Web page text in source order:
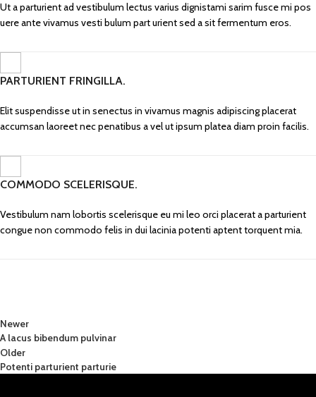
Ut a parturient ad vestibulum lectus varius dignistami sarim fusce mi pos
uere ante vivamus vesti bulum part urient sed a sit fermentum eros.
PARTURIENT FRINGILLA.
Elit suspendisse ut in senectus in vivamus magnis adipiscing placerat
accumsan laoreet nec penatibus a vel ut ipsum platea diam proin facilis.
COMMODO SCELERISQUE.
Vestibulum nam lobortis scelerisque eu mi leo orci placerat a parturient
congue non commodo felis in dui lacinia potenti aptent torquent mia.
Newer
A lacus bibendum pulvinar
Older
Potenti parturient parturie